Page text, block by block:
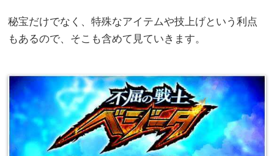
秘宝だけでなく、特殊なアイテムや技上げという利点
もあるので、そこも含めて見ていきます。